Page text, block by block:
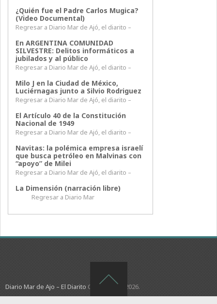
¿Quién fue el Padre Carlos Mugica?
(Video Documental)
Regresar a Diario Mar de Ajó, el diarito –
En ARGENTINA COMUNIDAD
SILVESTRE: Delitos informáticos a
jubilados y al público
Regresar a Diario Mar de Ajó, el diarito –
Milo J en la Ciudad de México,
Luciérnagas junto a Silvio Rodriguez
Regresar a Diario Mar de Ajó, el diarito –
El Artículo 40 de la Constitución
Nacional de 1949
Regresar a Diario Mar de Ajó, el diarito –
Navitas: la polémica empresa israelí
que busca petróleo en Malvinas con
“apoyo” de Milei
Regresar a Diario Mar de Ajó, el diarito –
La Dimensión (narración libre)
Regresar a Diario Mar
Diario Mar de Ajo – El Diarito Copyright © 2026.